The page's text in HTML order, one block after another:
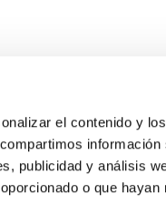
el contenido y
información
publicidad y análisis
o que
Política de